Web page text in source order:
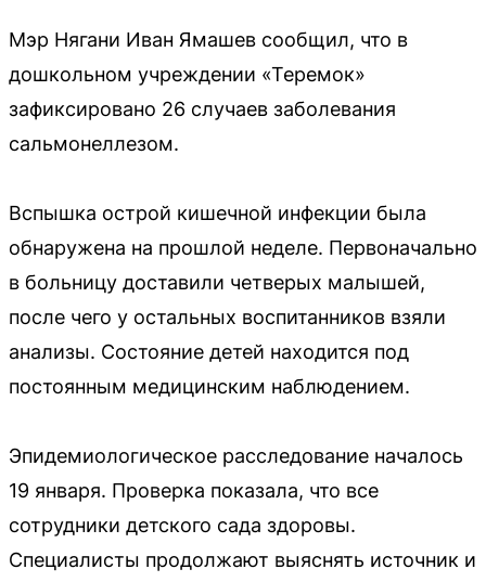
Мэр Нягани Иван Ямашев сообщил, что в
дошкольном учреждении «Теремок»
зафиксировано 26 случаев заболевания
сальмонеллезом.
Вспышка острой кишечной инфекции была
обнаружена на прошлой неделе. Первоначально
в больницу доставили четверых малышей,
после чего у остальных воспитанников взяли
анализы. Состояние детей находится под
постоянным медицинским наблюдением.
Эпидемиологическое расследование началось
19 января. Проверка показала, что все
сотрудники детского сада здоровы.
Специалисты продолжают выяснять источник и